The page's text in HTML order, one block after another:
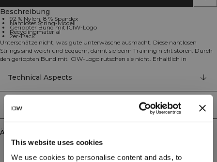
This website uses cookies
We use cookies to personalise content and ads, to
Beschreibung
92 % Nylon, 8 % Spandex
Nahtloses String-Modell
Gerippter Bund mit ICIW-Logo
Recyclingmaterial
2er-Pack
Unterschätze nicht, was gute Unterwäsche ausmacht. Diese nahtlosen
Strings sind weich und bequem, damit sie beim Training nicht stören. Durch
den gerippten Bund mit ICIW-Logo rutschen sie nicht. Erhältlich in
Recyclingmaterial. 92% Nylon, 8% Elastan
Technical Aspects
Lieferung & Rückgabe
Ähnliche Produkte